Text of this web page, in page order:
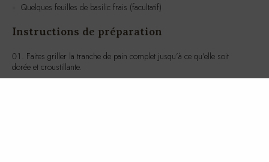
Quelques feuilles de basilic frais (facultatif)
Instructions de préparation
Faites griller la tranche de pain complet jusqu’à ce qu’elle soit
dorée et croustillante.